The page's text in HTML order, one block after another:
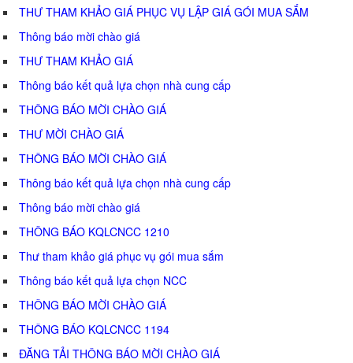
THƯ THAM KHẢO GIÁ PHỤC VỤ LẬP GIÁ GÓI MUA SẮM
Thông báo mời chào giá
THƯ THAM KHẢO GIÁ
Thông báo kết quả lựa chọn nhà cung cấp
THÔNG BÁO MỜI CHÀO GIÁ
THƯ MỜI CHÀO GIÁ
THÔNG BÁO MỜI CHÀO GIÁ
Thông báo kết quả lựa chọn nhà cung cấp
Thông báo mời chào giá
THÔNG BÁO KQLCNCC 1210
Thư tham khảo giá phục vụ gói mua sắm
Thông báo kết quả lựa chọn NCC
THÔNG BÁO MỜI CHÀO GIÁ
THÔNG BÁO KQLCNCC 1194
ĐĂNG TẢI THÔNG BÁO MỜI CHÀO GIÁ